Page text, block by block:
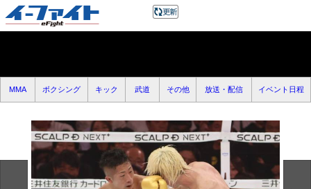
MMA ボクシング キック 武道 その他 放送・配信 イベント日程